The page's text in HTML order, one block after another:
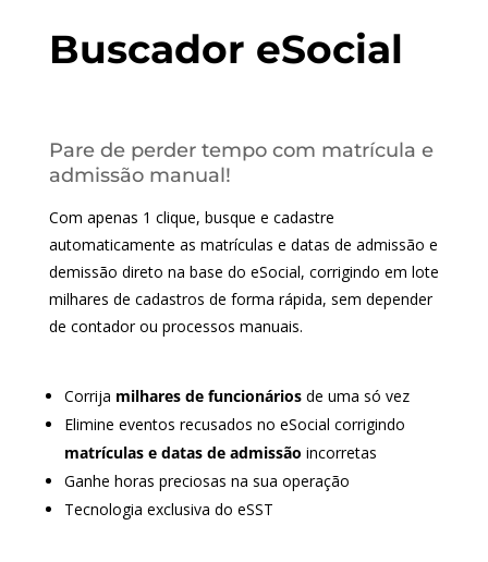
Buscador eSocial
Pare de perder tempo com matrícula e
admissão manual!
Com apenas 1 clique, busque e cadastre
automaticamente as matrículas e datas de admissão e
demissão direto na base do eSocial, corrigindo em lote
milhares de cadastros de forma rápida, sem depender
de contador ou processos manuais.
Corrija milhares de funcionáriosde uma só vez
Elimine eventos recusados no eSocial corrigindo
matrículas e datas de admissão incorretas
Ganhe horas preciosas na sua operação
Tecnologia exclusiva do eSST